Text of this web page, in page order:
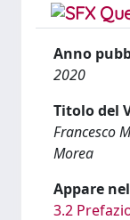
Anno
2020
Titolo del
Francesco
Morea
Appare
3.2